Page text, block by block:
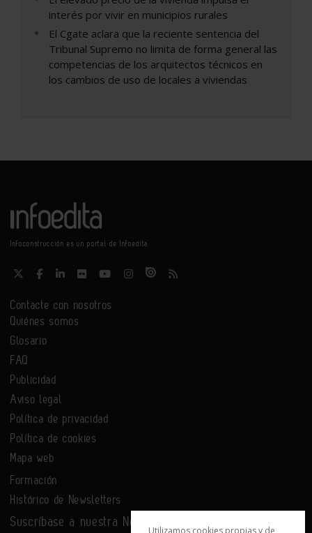
interés por vivir en municipios rurales
El Cgate aclara que la reciente sentencia del
Tribunal Supremo no limita de forma general las
competencias de los arquitectos técnicos en
los cambios de uso de locales a viviendas
Infoconstrucción es un portal de Infoedita
Contacte con nosotros
Quiénes somos
Glosario
FAQ
Publicidad
Aviso legal
Política de privacidad
Política de cookies
Mapa web
Formación
Histórico de Newsletters
Suscríbase a nuestra Newsletter
Utilizamos cookies propias y de